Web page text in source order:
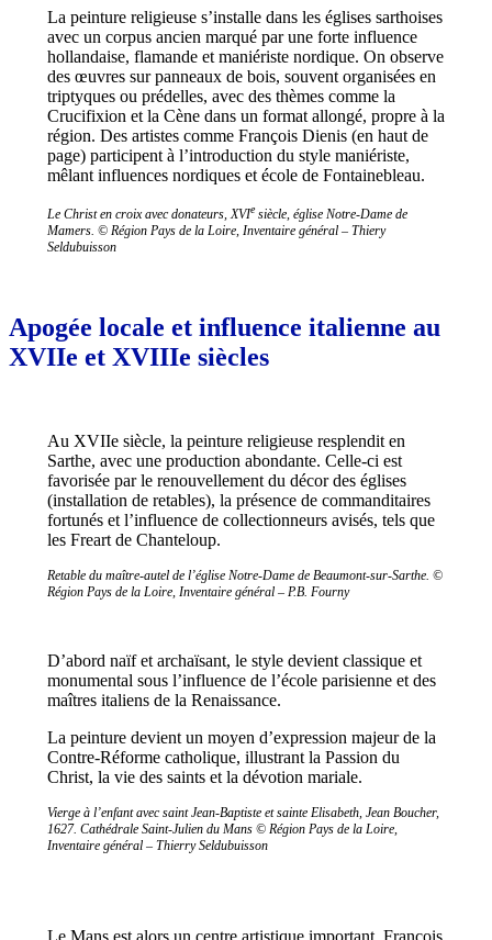
La peinture religieuse s’installe dans les églises sarthoises
avec un corpus ancien marqué par une forte influence
hollandaise, flamande et maniériste nordique. On observe
des œuvres sur panneaux de bois, souvent organisées en
triptyques ou prédelles, avec des thèmes comme la
Crucifixion et la Cène dans un format allongé, propre à la
région. Des artistes comme François Dienis (en haut de
page) participent à l’introduction du style maniériste,
mêlant influences nordiques et école de Fontainebleau.
Le Christ en croix avec donateurs, XVIesiècle, église Notre-Dame de
Mamers. © Région Pays de la Loire, Inventaire général – Thiery
Seldubuisson
Apogée locale et influence italienne au
XVIIe et XVIIIe siècles
Au XVIIe siècle, la peinture religieuse resplendit en
Sarthe, avec une production abondante. Celle-ci est
favorisée par le renouvellement du décor des églises
(installation de retables), la présence de commanditaires
fortunés et l’influence de collectionneurs avisés, tels que
les Freart de Chanteloup.
Retable du maître-autel de l’église Notre-Dame de Beaumont-sur-Sarthe. ©
Région Pays de la Loire, Inventaire général – P.B. Fourny
D’abord naïf et archaïsant, le style devient classique et
monumental sous l’influence de l’école parisienne et des
maîtres italiens de la Renaissance.
La peinture devient un moyen d’expression majeur de la
Contre-Réforme catholique, illustrant la Passion du
Christ, la vie des saints et la dévotion mariale.
Vierge à l’enfant avec saint Jean-Baptiste et sainte Elisabeth, Jean Boucher,
1627. Cathédrale Saint-Julien du Mans © Région Pays de la Loire,
Inventaire général – Thierry Seldubuisson